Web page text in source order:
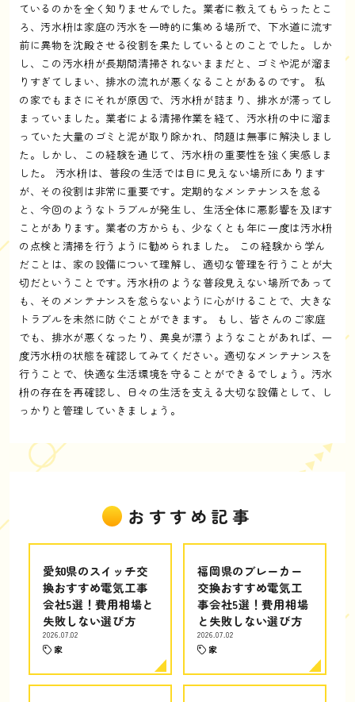
ているのかを全く知りませんでした。業者に教えてもらったとこ
ろ、汚水枡は家庭の汚水を一時的に集める場所で、下水道に流す
前に異物を沈殿させる役割を果たしているとのことでした。しか
し、この汚水枡が長期間清掃されないままだと、ゴミや泥が溜ま
りすぎてしまい、排水の流れが悪くなることがあるのです。 私
の家でもまさにそれが原因で、汚水枡が詰まり、排水が滞ってし
まっていました。業者による清掃作業を経て、汚水枡の中に溜ま
っていた大量のゴミと泥が取り除かれ、問題は無事に解決しまし
た。しかし、この経験を通じて、汚水枡の重要性を強く実感しま
した。 汚水枡は、普段の生活では目に見えない場所にあります
が、その役割は非常に重要です。定期的なメンテナンスを怠る
と、今回のようなトラブルが発生し、生活全体に悪影響を及ぼす
ことがあります。業者の方からも、少なくとも年に一度は汚水枡
の点検と清掃を行うように勧められました。 この経験から学ん
だことは、家の設備について理解し、適切な管理を行うことが大
切だということです。汚水枡のような普段見えない場所であって
も、そのメンテナンスを怠らないように心がけることで、大きな
トラブルを未然に防ぐことができます。 もし、皆さんのご家庭
でも、排水が悪くなったり、異臭が漂うようなことがあれば、一
度汚水枡の状態を確認してみてください。適切なメンテナンスを
行うことで、快適な生活環境を守ることができるでしょう。汚水
枡の存在を再確認し、日々の生活を支える大切な設備として、し
っかりと管理していきましょう。
おすすめ記事
愛知県のスイッチ交
換おすすめ電気工事
会社5選！費用相場と
失敗しない選び方
2026.07.02
家
福岡県のブレーカー
交換おすすめ電気工
事会社5選！費用相場
と失敗しない選び方
2026.07.02
家